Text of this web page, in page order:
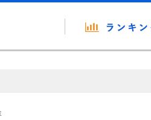
っています。